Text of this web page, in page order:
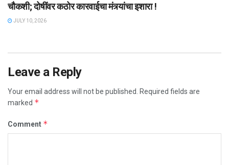
चौकशी; दोषींवर कठोर कारवाईचा मंत्र्यांचा इशारा !
JULY 10, 2026
Leave a Reply
Your email address will not be published.
Required fields are
marked *
Comment *